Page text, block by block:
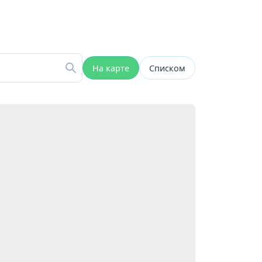
На карте Списком